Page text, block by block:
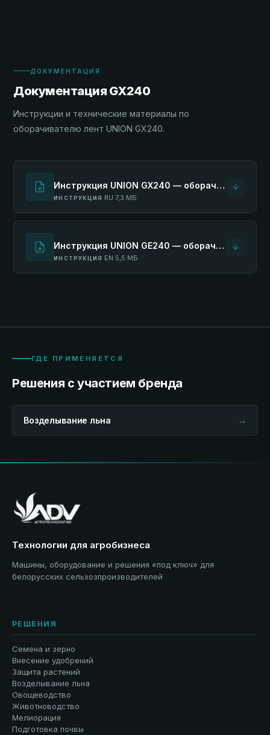
ДОКУМЕНТАЦИЯ
Документация GX240
Инструкции и технические материалы по
оборачивателю лент UNION GX240.
Инструкция UNION GX240 — оборачиватель лент
ИНСТРУКЦИЯ ·RU·7,3 МБ
Инструкция UNION GE240 — оборачиватель (серия GE)
ИНСТРУКЦИЯ ·EN·5,5 МБ
ГДЕ ПРИМЕНЯЕТСЯ
Решения с участием бренда
Возделывание льна →
Технологии для агробизнеса
Машины, оборудование и решения «под ключ» для
белорусских сельхозпроизводителей
РЕШЕНИЯ
Семена и зерно
Внесение удобрений
Защита растений
Возделывание льна
Овощеводство
Животноводство
Мелиорация
Подготовка почвы